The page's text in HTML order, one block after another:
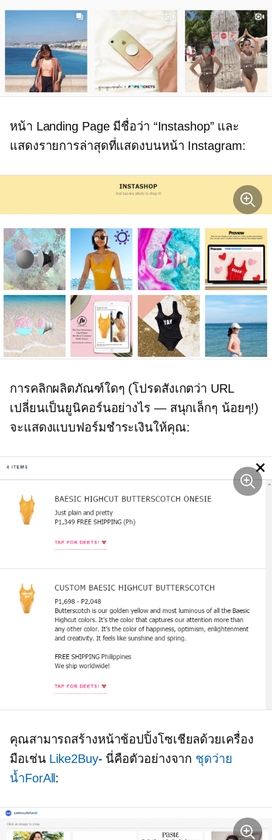
หน้า Landing Page มีชื่อว่า “Instashop” และ
แสดงรายการล่าสุดที่แสดงบนหน้า Instagram:
การคลิกผลิตภัณฑ์ใดๆ (โปรดสังเกตว่า URL
เปลี่ยนเป็นยูนิคอร์นอย่างไร — สนุกเล็กๆ น้อยๆ!)
จะแสดงแบบฟอร์มชำระเงินให้คุณ:
คุณสามารถสร้างหน้าช้อปปิ้งโซเชียลด้วยเครื่อง
มือเช่น Like2Buy- นี่คือตัวอย่างจาก ชุดว่าย
น้ำForAll :